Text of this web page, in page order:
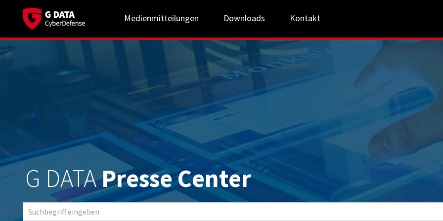
Medienmitteilungen Downloads Kontakt
G DATAPresse Center